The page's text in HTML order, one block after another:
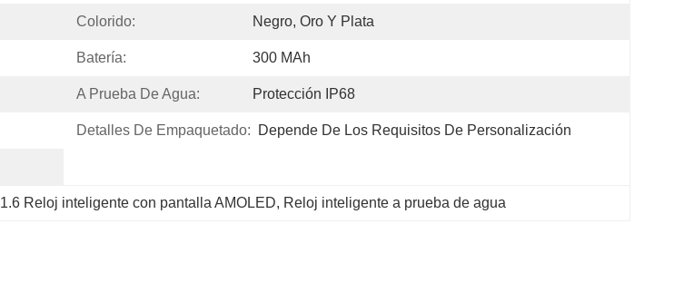
Colorido: Negro, Oro Y Plata
Batería: 300 MAh
A Prueba De Agua: Protección IP68
Detalles De Empaquetado: Depende De Los Requisitos De Personalización
1.6 Reloj inteligente con pantalla AMOLED, Reloj inteligente a prueba de agua